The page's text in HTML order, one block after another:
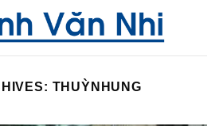
THUỲNHUNG